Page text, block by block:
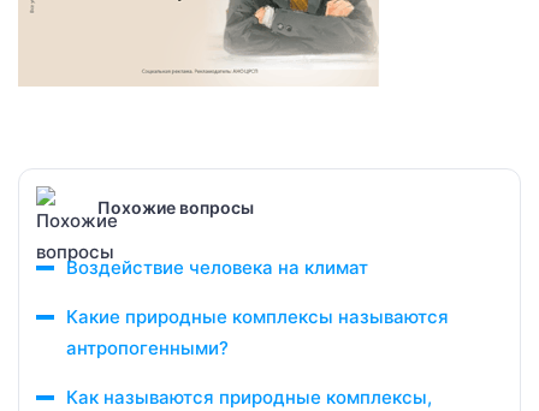
Похожие вопросы
Воздействие человека на климат
Какие природные комплексы называются
антропогенными?
Как называются природные комплексы,